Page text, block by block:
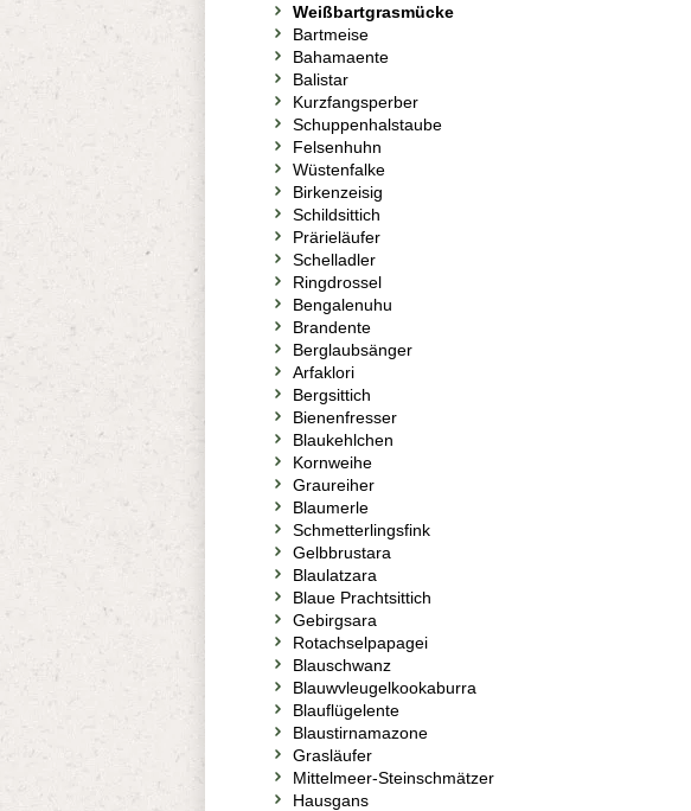
Weißbartgrasmücke
Bartmeise
Bahamaente
Balistar
Kurzfangsperber
Schuppenhalstaube
Felsenhuhn
Wüstenfalke
Birkenzeisig
Schildsittich
Prärieläufer
Schelladler
Ringdrossel
Bengalenuhu
Brandente
Berglaubsänger
Arfaklori
Bergsittich
Bienenfresser
Blaukehlchen
Kornweihe
Graureiher
Blaumerle
Schmetterlingsfink
Gelbbrustara
Blaulatzara
Blaue Prachtsittich
Gebirgsara
Rotachselpapagei
Blauschwanz
Blauwvleugelkookaburra
Blauflügelente
Blaustirnamazone
Grasläufer
Mittelmeer-Steinschmätzer
Hausgans